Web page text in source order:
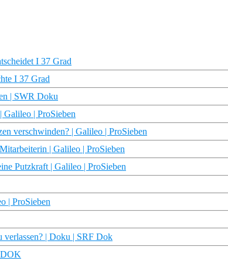
I 37 Grad
I 37 Grad
| SWR Doku
Galileo | ProSieben
verschwinden? | Galileo | ProSieben
| Galileo | ProSieben
Putzkraft | Galileo | ProSieben
| ProSieben
verlassen? | Doku | SRF Dok